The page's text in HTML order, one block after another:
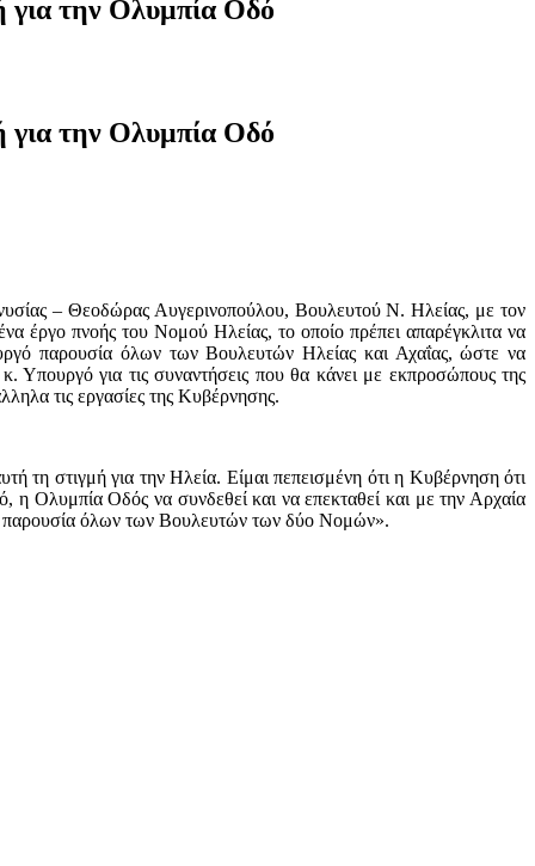
την Ολυμπία Οδό
την Ολυμπία Οδό
– Θεοδώρας Αυγερινοπούλου, Βουλευτού Ν. Ηλείας, με τον
πνοής του Νομού Ηλείας, το οποίο πρέπει απαρέγκλιτα να
παρουσία όλων των Βουλευτών Ηλείας και Αχαΐας, ώστε να
Υπουργό για τις συναντήσεις που θα κάνει με εκπροσώπους της
τις εργασίες της Κυβέρνησης.
τη στιγμή για την Ηλεία. Είμαι πεπεισμένη ότι η Κυβέρνηση ότι
η Ολυμπία Οδός να συνδεθεί και να επεκταθεί και με την Αρχαία
παρουσία όλων των Βουλευτών των δύο Νομών».